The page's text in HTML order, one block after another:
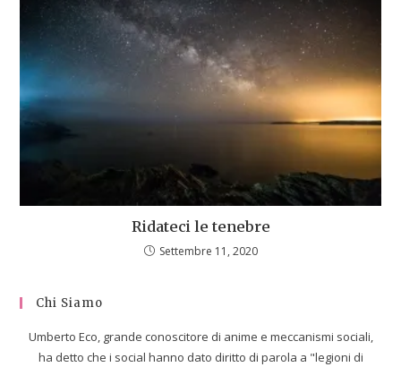
Ridateci le tenebre
Settembre 11, 2020
Chi Siamo
Umberto Eco, grande conoscitore di anime e meccanismi sociali,
ha detto che i social hanno dato diritto di parola a "legioni di